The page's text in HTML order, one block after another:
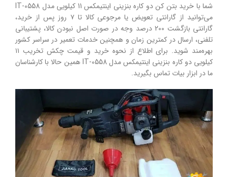
شما با خرید بتن کن دو کاره بنزینی اینتیمکس 11 کیلویی مدل IT-0558
می‌توانید از گارانتی تعویض یا مرجوعی کالا تا ۷ روز پس از خرید،
گارانتی بازگشت 200 درصد وجه در صورت اصل نبودن کالا، پشتیبانی
تلفنی، ارسال در کمترین زمان و همچنین خدمات تعمیر در سراسر کشور
بهره‌مند شوید. برای اطلاع از نحوه خرید و قیمت چکش تخریب ۱۱
کیلویی دو کاره بنزینی اینتیمکس مدل IT-0558 همین حالا با کارشناسان
ما در ابزار بیات تماس بگیرید.